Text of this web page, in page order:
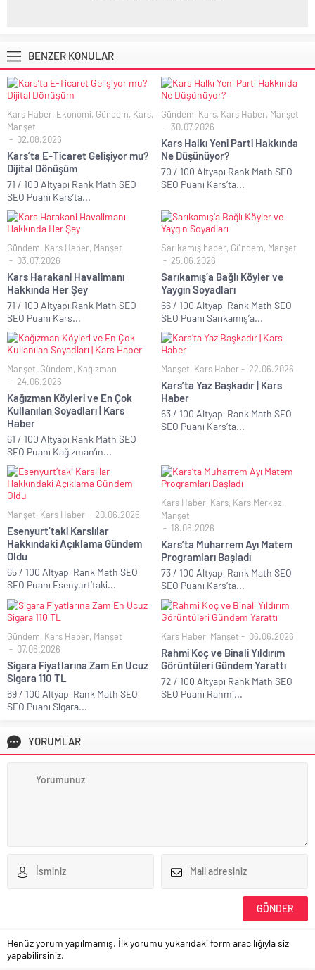
BENZER KONULAR
Kars Haber, Ekonomi, Gündem, Kars,
Manşet
02.08.2026
Kars’ta E-Ticaret Gelişiyor mu?
Dijital Dönüşüm
71 / 100 Altyapı Rank Math SEO
SEO Puanı Kars’ta...
Gündem, Kars, Kars Haber, Manşet
30.07.2026
Kars Halkı Yeni Parti Hakkında
Ne Düşünüyor?
70 / 100 Altyapı Rank Math SEO
SEO Puanı Kars’ta...
Gündem, Kars Haber, Manşet
03.07.2026
Kars Harakani Havalimanı
Hakkında Her Şey
71 / 100 Altyapı Rank Math SEO
SEO Puanı Kars...
Sarıkamış haber, Gündem, Manşet
25.06.2026
Sarıkamış’a Bağlı Köyler ve
Yaygın Soyadları
66 / 100 Altyapı Rank Math SEO
SEO Puanı Sarıkamış’a...
Manşet, Gündem, Kağızman
24.06.2026
Kağızman Köyleri ve En Çok
Kullanılan Soyadları | Kars
Haber
61 / 100 Altyapı Rank Math SEO
SEO Puanı Kağızman’ın...
Manşet, Kars Haber 22.06.2026
Kars’ta Yaz Başkadır | Kars
Haber
63 / 100 Altyapı Rank Math SEO
SEO Puanı Kars’ta...
Manşet, Kars Haber 20.06.2026
Esenyurt’taki Karslılar
Hakkındaki Açıklama Gündem
Oldu
65 / 100 Altyapı Rank Math SEO
SEO Puanı Esenyurt’taki...
Kars Haber, Kars, Kars Merkez,
Manşet
18.06.2026
Kars’ta Muharrem Ayı Matem
Programları Başladı
73 / 100 Altyapı Rank Math SEO
SEO Puanı Kars’ta...
Gündem, Kars Haber, Manşet
07.06.2026
Sigara Fiyatlarına Zam En Ucuz
Sigara 110 TL
69 / 100 Altyapı Rank Math SEO
SEO Puanı Sigara...
Kars Haber, Manşet 06.06.2026
Rahmi Koç ve Binali Yıldırım
Görüntüleri Gündem Yarattı
72 / 100 Altyapı Rank Math SEO
SEO Puanı Rahmi...
YORUMLAR
Henüz yorum yapılmamış. İlk yorumu yukarıdaki form aracılığıyla siz
yapabilirsiniz.